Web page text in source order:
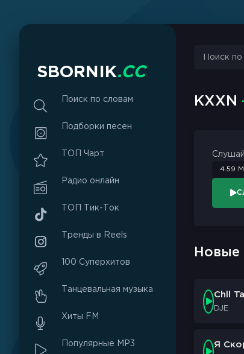
S BO R N K.CC
KXXN
4.59
Новые
Chll
DJE
Я
Поиск по словам
Подборки песен
ТОП Чарт
Радио онлайн
ТОП Тик-Ток
Тренды в Reels
100 Суперхитов
Танцевальная музыка
Хиты FM
Популярные MP3